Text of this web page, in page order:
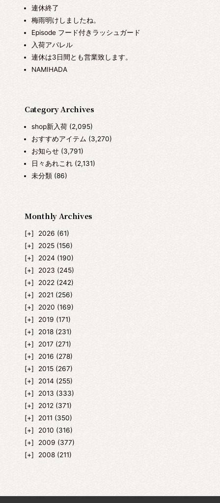
連休終了
梅雨明けしましたね。
Episode フード付きラッシュガード
入荷アパレル
連休は3日間とも営業致します。
NAMIHADA
Category Archives
shop新入荷(2,095)
おすすめアイテム (3,270)
お知らせ(3,791)
日々あれこれ(2,131)
未分類(86)
Monthly Archives
2026 (61)
2025 (156)
2024 (190)
2023 (245)
2022 (242)
2021 (256)
2020 (169)
2019 (171)
2018 (231)
2017 (271)
2016 (278)
2015 (267)
2014 (255)
2013 (333)
2012 (371)
2011 (350)
2010 (316)
2009 (377)
2008 (211)